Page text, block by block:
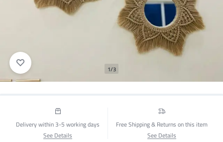
1/3
Free Shipping & Returns on this item
See Details
Delivery within 3-5 working days
See Details